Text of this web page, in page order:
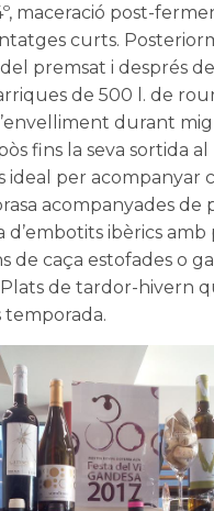
maceració post-
curts.
premsat i després
de 500 l. de
durant mig
fins la seva sortida al
ideal per acompanyar
acompanyades de
d’embotits ibèrics amb
de caça estofades o
de tardor-hivern
temporada.